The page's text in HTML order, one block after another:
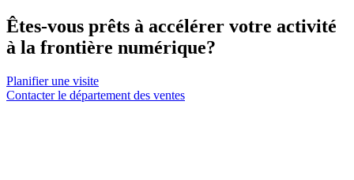
Êtes-vous prêts à accélérer votre activité
à la frontière numérique?
Planifier une visite
Contacter le département des ventes